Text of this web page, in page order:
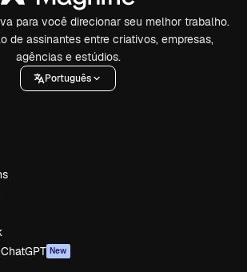
para você direcionar seu melhor trabalho.
de assinantes entre criativos, empresas,
agências e estúdios.
Português
New